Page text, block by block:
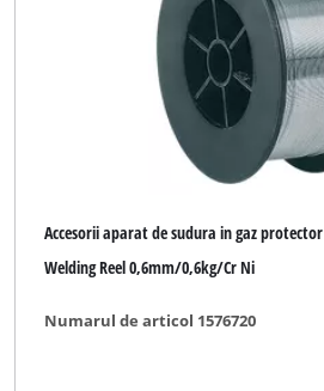
Accesorii aparat de sudura in gaz protector
Welding Reel 0,6mm/0,6kg/Cr Ni
Numarul de articol 1576720